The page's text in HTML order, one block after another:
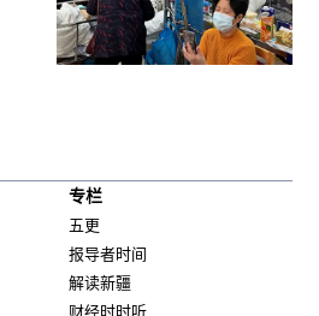
专栏
五更
报导者时间
解读新疆
财经时时听